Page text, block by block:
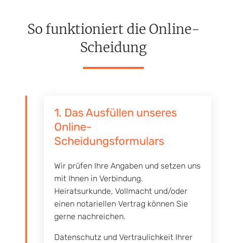
So funktioniert die Online-
Scheidung
1. Das Ausfüllen unseres
Online-
Scheidungsformulars
Wir prüfen Ihre Angaben und setzen uns
mit Ihnen in Verbindung.
Heiratsurkunde, Vollmacht und/oder
einen notariellen Vertrag können Sie
gerne nachreichen.
Datenschutz und Vertraulichkeit Ihrer